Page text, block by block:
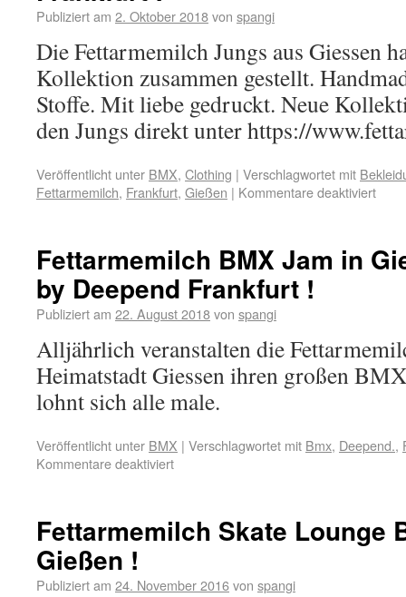
Publiziert am 2. Oktober 2018von spangi
Die Fettarmemilch Jungs aus Giessen
Kollektion zusammen gestellt.
Stoffe. Mit liebe gedruckt. Neue
den Jungs direkt unter https://
Veröffentlicht unter BMX, Clothing | Verschlagwortet mit
Fettarmemilch, Frankfurt, Gießen | Kommentare deaktiviert
Fettarmemilch BMX Jam in
by Deepend Frankfurt !
Publiziert am 22. August 2018von spangi
Alljährlich veranstalten die
Heimatstadt Giessen ihren großen
lohnt sich alle male.
Veröffentlicht unter BMX | Verschlagwortet mit Bmx, Deepend.,
Kommentare deaktiviert
Fettarmemilch Skate Lounge
Gießen !
Publiziert am 24. November 2016von spangi